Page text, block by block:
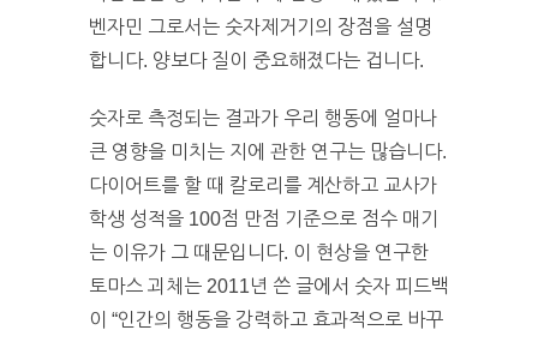
벤자민 그로서는 숫자제거기의 장점을 설명
합니다. 양보다 질이 중요해졌다는 겁니다.
숫자로 측정되는 결과가 우리 행동에 얼마나
큰 영향을 미치는 지에 관한 연구는 많습니다.
다이어트를 할 때 칼로리를 계산하고 교사가
학생 성적을 100점 만점 기준으로 점수 매기
는 이유가 그 때문입니다. 이 현상을 연구한
토마스 괴체는 2011년 쓴 글에서 숫자 피드백
이 “인간의 행동을 강력하고 효과적으로 바꾸